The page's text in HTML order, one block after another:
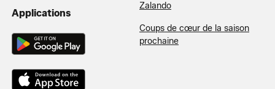
Applications
Zalando
Coups de cœur de la saison
prochaine